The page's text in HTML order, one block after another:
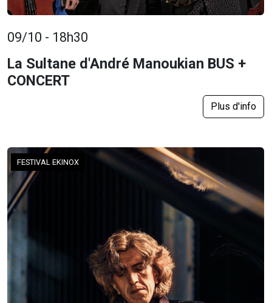
09/10 - 18h30
La Sultane d'André Manoukian BUS +
CONCERT
Plus d'info
FESTIVAL EKINOX